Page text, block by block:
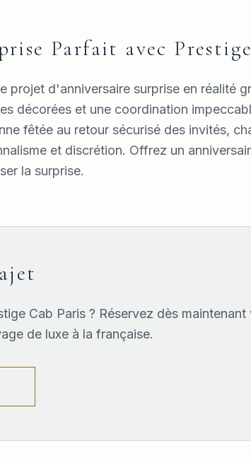
Parfait avec
projet d'anniversaire surprise en réalité
décorées et une coordination
fêtée au retour sécurisé des invités,
et discrétion. Offrez un
la surprise.
Cab Paris ? Réservez dès maintenant
de luxe à la française.